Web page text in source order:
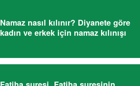
Namaz nasıl kılınır? Diyanete göre
kadın ve erkek için namaz kılınışı